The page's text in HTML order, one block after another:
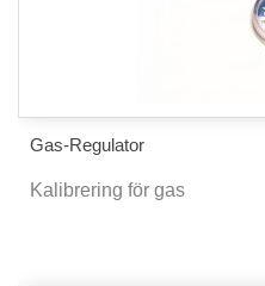
Gas-Regulator
Kalibrering för gas